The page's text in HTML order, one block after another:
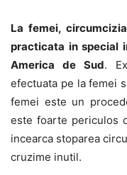
La femei,
practicata in special
America de Sud.
efectuata pe la femei
femei este un
este foarte periculos
incearca stoparea
cruzime inutil.